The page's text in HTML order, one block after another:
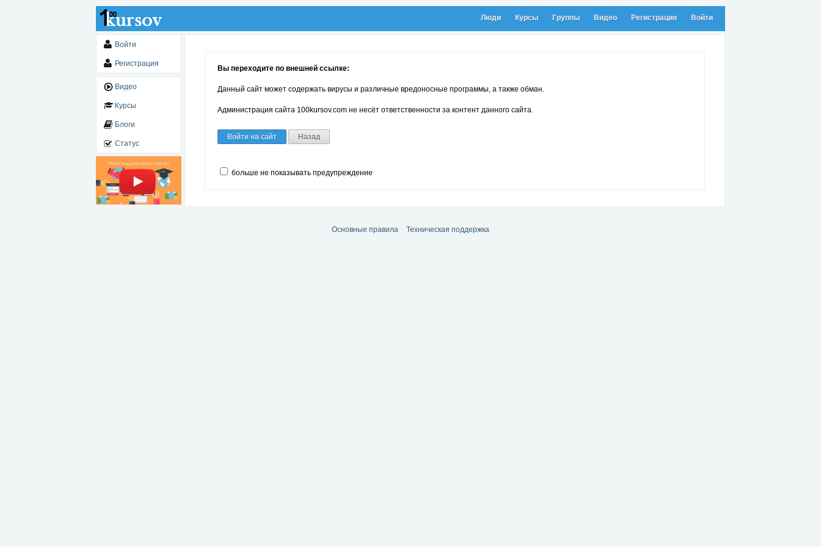
Люди Курсы Группы Видео Регистрация Войти
Войти
Регистрация
Видео
Курсы
Блоги
Статус
Вы переходите по внешней ссылке:
Данный сайт может содержать вирусы и различные вредоносные программы, а также обман.
Администрация сайта 100kursov.com не несёт ответственности за контент данного сайта.
Войти на сайт Назад
больше не показывать предупреждение
Основные правила Техническая поддержка